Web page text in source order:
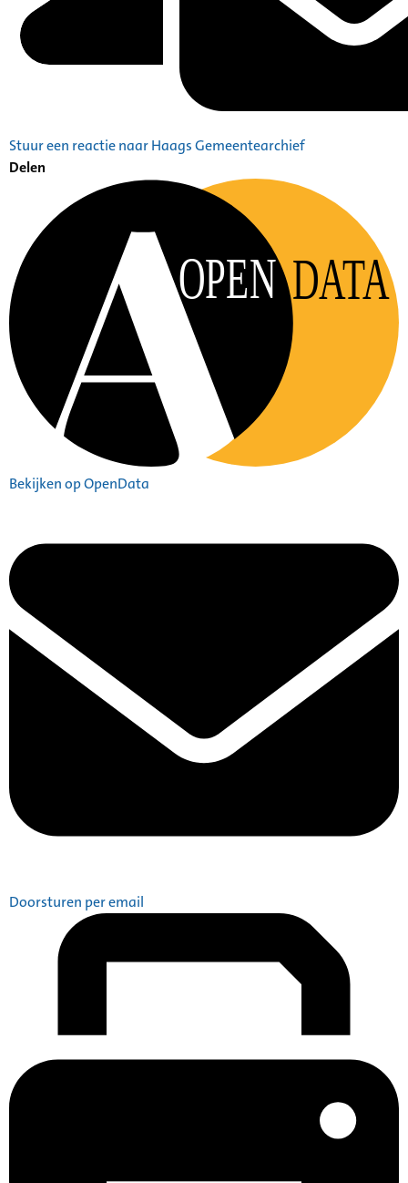
Stuur een reactie naar Haags Gemeentearchief
Delen
OPEN DATA
Bekijken op OpenData
Doorsturen per email